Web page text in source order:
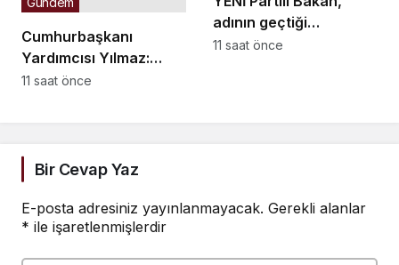
Cumhurbaşkanı
Yardımcısı Yılmaz:
Güçlü iç cephemiz ile
edeceğiz
11 saat önce
adının geçtiği
WhatsApp yazışmaları
11 saat önce
Bir Cevap Yaz
E-posta adresiniz yayınlanmayacak. Gerekli alanlar
* ile işaretlenmişlerdir